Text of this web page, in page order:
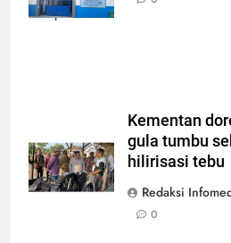
Kabupaten Blora
Kementan
gula tumbu
hilirisasi tebu
Redaksi
0